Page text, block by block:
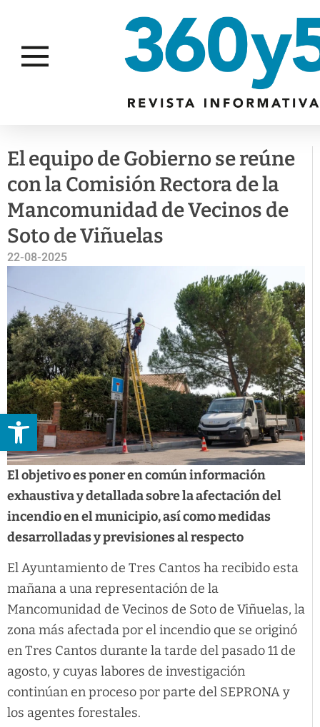
Abrir barra de herramientas
El equipo de Gobierno se reúne
con la Comisión Rectora de la
Mancomunidad de Vecinos de
Soto de Viñuelas
22-08-2025
El objetivo es poner en común información
exhaustiva y detallada sobre la afectación del
incendio en el municipio, así como medidas
desarrolladas y previsiones al respecto
El Ayuntamiento de Tres Cantos ha recibido esta
mañana a una representación de la
Mancomunidad de Vecinos de Soto de Viñuelas, la
zona más afectada por el incendio que se originó
en Tres Cantos durante la tarde del pasado 11 de
agosto, y cuyas labores de investigación
continúan en proceso por parte del SEPRONA y
los agentes forestales.